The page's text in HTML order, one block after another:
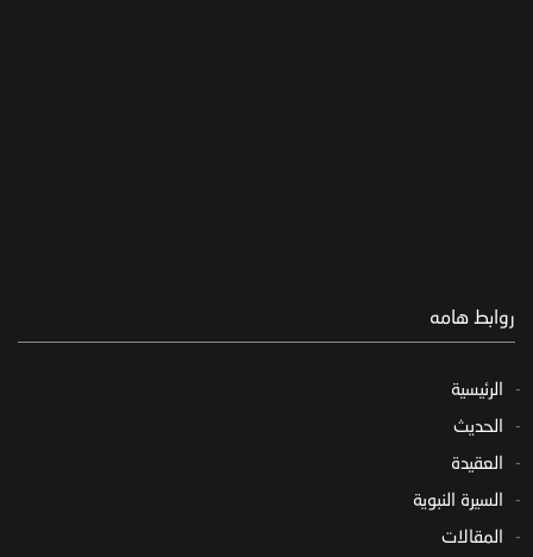
روابط هامه
الرئيسية
الحديث
العقيدة
السيرة النبوية
المقالات